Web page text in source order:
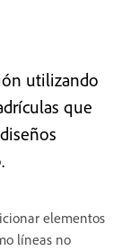
utilizando
que
elementos
líneas no